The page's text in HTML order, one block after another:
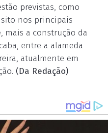
previstas, como
nos principais
mais a construção da
entre a alameda
atualmente em
(Da Redação)